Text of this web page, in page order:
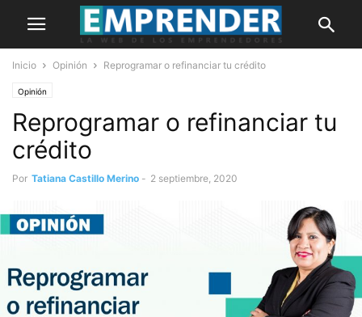
Inicio Opinión Reprogramar o refinanciar tu crédito
Opinión
Reprogramar o refinanciar tu
crédito
Por Tatiana Castillo Merino - 2 septiembre, 2020